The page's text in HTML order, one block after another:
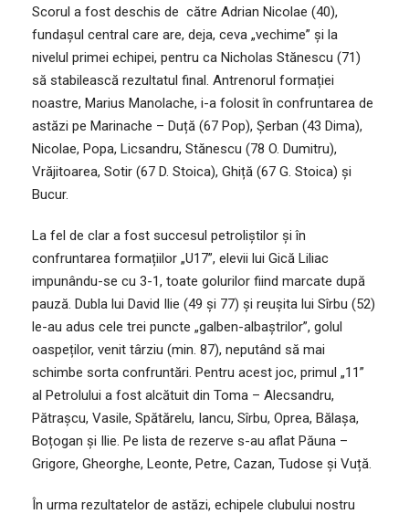
Scorul a fost deschis de către Adrian Nicolae (40),
fundașul central care are, deja, ceva „vechime” și la
nivelul primei echipei, pentru ca Nicholas Stănescu (71)
să stabilească rezultatul final. Antrenorul formației
noastre, Marius Manolache, i-a folosit în confruntarea de
astăzi pe Marinache – Duță (67 Pop), Șerban (43 Dima),
Nicolae, Popa, Licsandru, Stănescu (78 O. Dumitru),
Vrăjitoarea, Sotir (67 D. Stoica), Ghiță (67 G. Stoica) și
Bucur.
La fel de clar a fost succesul petroliștilor și în
confruntarea formațiilor „U17”, elevii lui Gică Liliac
impunându-se cu 3-1, toate golurilor fiind marcate după
pauză. Dubla lui David Ilie (49 și 77) și reușita lui Sîrbu (52)
le-au adus cele trei puncte „galben-albaștrilor”, golul
oaspeților, venit târziu (min. 87), neputând să mai
schimbe sorta confruntări. Pentru acest joc, primul „11”
al Petrolului a fost alcătuit din Toma – Alecsandru,
Pătrașcu, Vasile, Spătărelu, Iancu, Sîrbu, Oprea, Bălașa,
Boțogan și Ilie. Pe lista de rezerve s-au aflat Păuna –
Grigore, Gheorghe, Leonte, Petre, Cazan, Tudose și Vuță.
În urma rezultatelor de astăzi, echipele clubului nostru